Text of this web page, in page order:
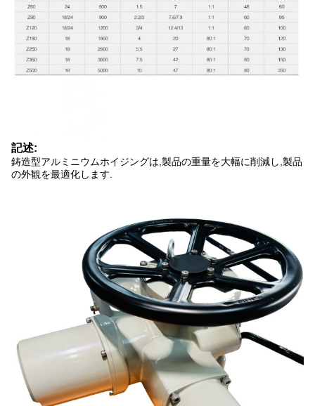
記述:
鋳造型アルミニウムホイジングは,製品の重量を大幅に削減し,製品
の外観を最適化します.